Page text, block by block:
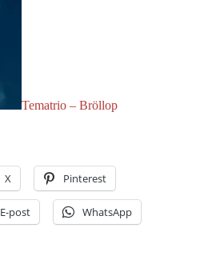
Tematrio – Bröllop
X Pinterest
E-post WhatsApp